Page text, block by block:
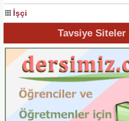
İşçi
Tavsiye Siteler